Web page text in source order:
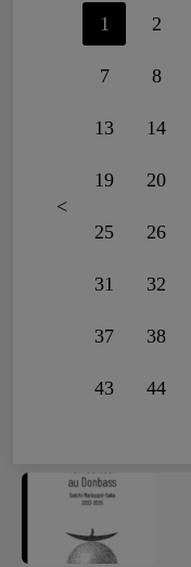
<
1 2
7 8
13 14
19 20
25 26
31 32
37 38
43 44